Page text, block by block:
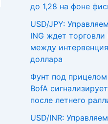
до 1,28 на фоне
USD/JPY:
ING ждет торговли
между
доллара
Фунт под
BofA
после летнего
USD/INR: